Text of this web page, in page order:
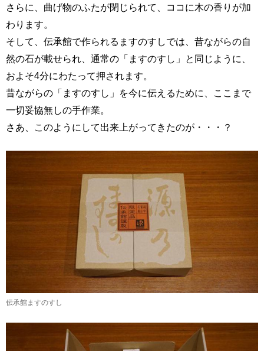
さらに、曲げ物のふたが閉じられて、ココに木の香りが加
わります。
そして、伝承館で作られるますのすしでは、昔ながらの自
然の石が載せられ、通常の「ますのすし」と同じように、
およそ4分にわたって押されます。
昔ながらの「ますのすし」を今に伝えるために、ここまで
一切妥協無しの手作業。
さあ、このようにして出来上がってきたのが・・・？
伝承館ますのすし